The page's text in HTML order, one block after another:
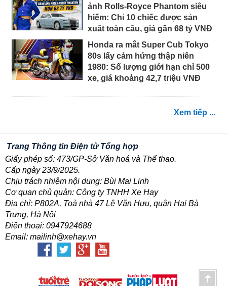
ảnh Rolls-Royce Phantom siêu
hiếm: Chỉ 10 chiếc được sản
xuất toàn cầu, giá gần 68 tỷ VNĐ
Honda ra mắt Super Cub Tokyo
80s lấy cảm hứng thập niên
1980: Số lượng giới hạn chỉ 500
xe, giá khoảng 42,7 triệu VNĐ
Xem tiếp ...
Trang Thông tin Điện tử Tổng hợp
Giấy phép số: 473/GP-Sở Văn hoá và Thể thao.
Cấp ngày 23/9/2025.
Chịu trách nhiệm nội dung: Bùi Mai Linh
Cơ quan chủ quản: Công ty TNHH Xe Hay
Địa chỉ: P802A, Toà nhà 47 Lê Văn Hưu, quận Hai Bà
Trưng, Hà Nội
Điện thoại: 0947924688
Email: mailinh@xehay.vn